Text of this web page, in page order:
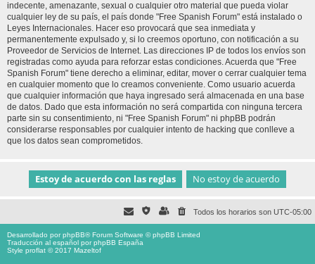
indecente, amenazante, sexual o cualquier otro material que pueda violar
cualquier ley de su país, el país donde "Free Spanish Forum" está instalado o
Leyes Internacionales. Hacer eso provocará que sea inmediata y
permanentemente expulsado y, si lo creemos oportuno, con notificación a su
Proveedor de Servicios de Internet. Las direcciones IP de todos los envíos son
registradas como ayuda para reforzar estas condiciones. Acuerda que "Free
Spanish Forum" tiene derecho a eliminar, editar, mover o cerrar cualquier tema
en cualquier momento que lo creamos conveniente. Como usuario acuerda
que cualquier información que haya ingresado será almacenada en una base
de datos. Dado que esta información no será compartida con ninguna tercera
parte sin su consentimiento, ni "Free Spanish Forum" ni phpBB podrán
considerarse responsables por cualquier intento de hacking que conlleve a
que los datos sean comprometidos.
Todos los horarios son UTC-05:00
Desarrollado porphpBB® Forum Software © phpBB Limited
Traducción al español porphpBB España
Style proflat © 2017 Mazeltof